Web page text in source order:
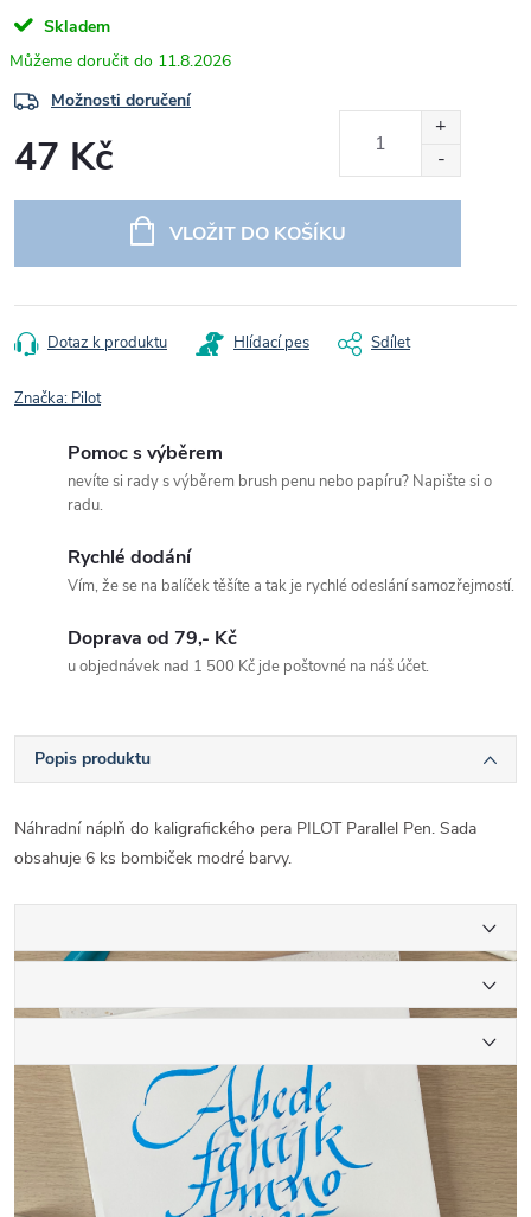
Skladem
11.8.2026
Možnosti doručení
47 Kč
VLOŽIT DO KOŠÍKU
Dotaz k produktu Hlídací pes Sdílet
Značka: Pilot
Pomoc s výběrem
nevíte si rady s výběrem brush penu nebo papíru? Napište si o
radu.
Rychlé dodání
Vím, že se na balíček těšíte a tak je rychlé odeslání samozřejmostí.
Doprava od 79,- Kč
u objednávek nad 1 500 Kč jde poštovné na náš účet.
Popis produktu
Náhradní náplň do kaligrafického pera PILOT Parallel Pen. Sada
obsahuje 6 ks bombiček modré barvy.